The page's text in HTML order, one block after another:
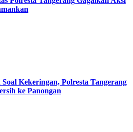
Kekeringan, Polresta Tangerang
ke Panongan